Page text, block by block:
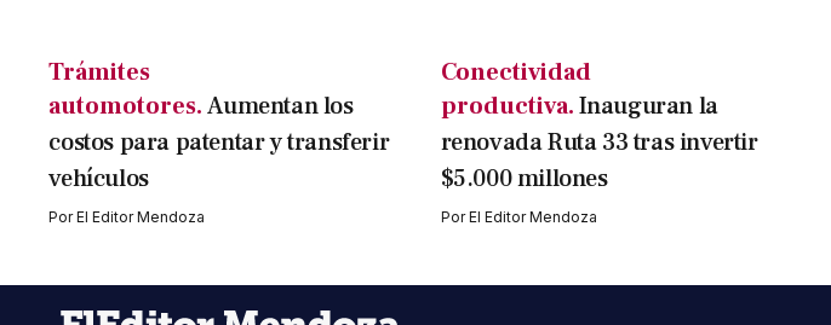
Trámites
automotores. Aumentan los
costos para patentar y transferir
vehículos
PorEl Editor Mendoza
Conectividad
productiva.Inauguran la
renovada Ruta 33 tras invertir
$5.000 millones
PorEl Editor Mendoza